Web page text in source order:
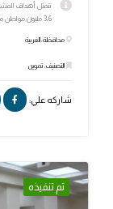
تتمثل أهداف
3،6 مليون مواطن من هذا المشروع وذلك بإنشاء عدد 13 مركز، بتكلفة 1...
محافظة: الغربية
التصنيف: تموين
شاركه علي:
تم تنفيذه